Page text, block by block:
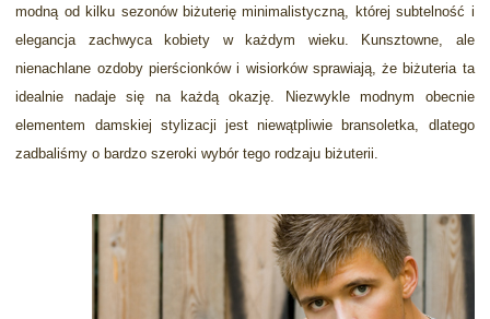
modną od kilku sezonów biżuterię minimalistyczną, której subtelność i
elegancja zachwyca kobiety w każdym wieku. Kunsztowne, ale
nienachlane ozdoby pierścionków i wisiorków sprawiają, że biżuteria ta
idealnie nadaje się na każdą okazję. Niezwykle modnym obecnie
elementem damskiej stylizacji jest niewątpliwie bransoletka, dlatego
zadbaliśmy o bardzo szeroki wybór tego rodzaju biżuterii.